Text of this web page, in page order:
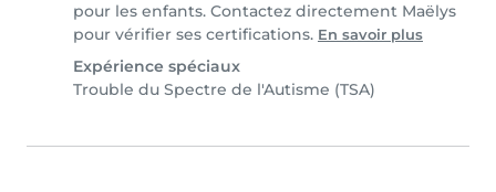
pour les enfants. Contactez directement Maëlys
pour vérifier ses certifications. En savoir plus
Expérience spéciaux
Trouble du Spectre de l'Autisme (TSA)